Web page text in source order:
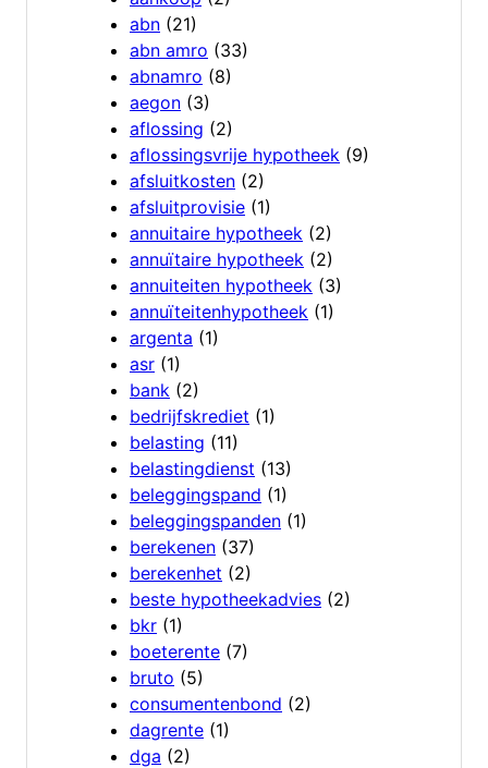
abn (21)
abn amro (33)
abnamro (8)
aegon (3)
aflossing (2)
aflossingsvrije hypotheek (9)
afsluitkosten (2)
afsluitprovisie (1)
annuitaire hypotheek (2)
annuïtaire hypotheek (2)
annuiteiten hypotheek (3)
annuïteitenhypotheek (1)
argenta (1)
asr (1)
bank (2)
bedrijfskrediet (1)
belasting (11)
belastingdienst (13)
beleggingspand (1)
beleggingspanden (1)
berekenen (37)
berekenhet (2)
beste hypotheekadvies (2)
bkr (1)
boeterente (7)
bruto (5)
consumentenbond (2)
dagrente (1)
dga (2)